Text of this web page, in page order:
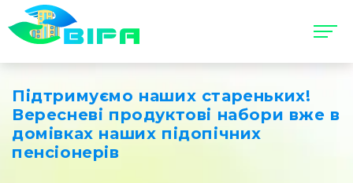
Підтримуємо наших стареньких!
Вересневі продуктові набори вже в
домівках наших підопічних
пенсіонерів